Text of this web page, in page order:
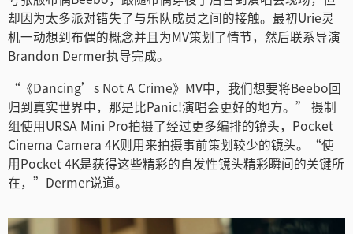
Malaysia
Netherlands
Norway
Poland
Portugal
Singapore
却因为太多派对错失了与乐队成员之间的接触。最初Urie灵
机一动想到布偶的概念并且为MV策划了情节，然后联系导演
Brandon Dermer执导完成。
“《Dancing’s Not A Crime》MV中，我们想要将Beebo回
归到真实世界中，那是比Panic!演唱会更好的地方。” 摄制
组使用URSA Mini Pro拍摄了经过更多编排的镜头，Pocket
Cinema Camera 4K则用来拍摄事前策划较少的镜头。“使
用Pocket 4K是获得这些精彩的自发性镜头精彩瞬间的关键所
在，”Dermer说道。